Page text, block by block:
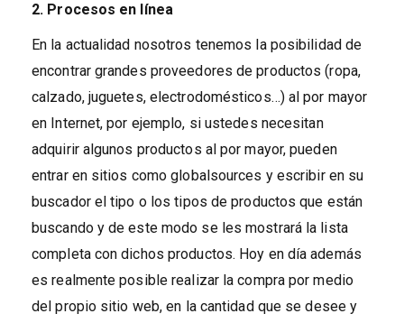
2. Procesos en línea
En la actualidad nosotros tenemos la posibilidad de
encontrar grandes proveedores de productos (ropa,
calzado, juguetes, electrodomésticos…) al por mayor
en Internet, por ejemplo, si ustedes necesitan
adquirir algunos productos al por mayor, pueden
entrar en sitios como globalsources y escribir en su
buscador el tipo o los tipos de productos que están
buscando y de este modo se les mostrará la lista
completa con dichos productos. Hoy en día además
es realmente posible realizar la compra por medio
del propio sitio web, en la cantidad que se desee y